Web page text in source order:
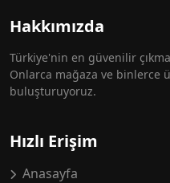
Hakkımızda
Türkiye'nin en güvenilir
Onlarca mağaza ve binlerce
buluşturuyoruz.
Hızlı Erişim
Anasayfa